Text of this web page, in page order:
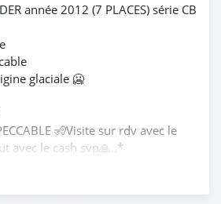
année 2012 (7 PLACES) série CB
glaciale 🥶
🧏Visite sur rdv avec le
avec le cash svp🙏..*